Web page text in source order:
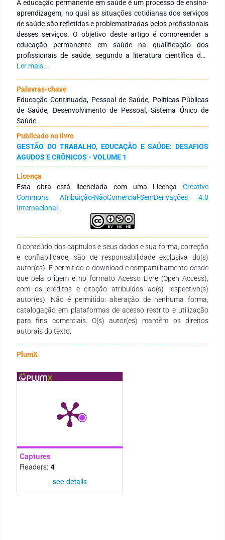
A educação permanente em saúde é um processo de ensino-
aprendizagem, no qual as situações cotidianas dos serviços
de saúde são refletidas e problematizadas pelos profissionais
desses serviços. O objetivo deste artigo é compreender a
educação permanente em saúde na qualificação dos
profissionais de saúde, segundo a literatura científica dos
últimos cinco anos. Como fonte de pesquisa foram utilizadas
estudos como amostra final. A partir da análise temática,
evidenciaram-se três categorias: i) apoio matricial como
dispositivo para a educação permanente em saúde; ii)
concepções de educação permanente em saúde vinculada à
educação continuada e iii) integração ensino-serviço
promovendo a educação permanente em saúde. Assim, o
apoio matricial emergiu como uma ferramenta eficiente para
a educação permanente em saúde, por trabalhar com os
problemas rotineiros dos serviços. Ainda existe um
desconhecimento de profissionais da gestão e da assistência,
sobre quais são ações que caracterizam a educação
permanente em saúde. As instituições de ensino
demonstraram ter um papel essencial nas ações de educação
permanente em saúde, por estarem inseridas em diferentes
Ler mais...
Palavras-chave
Educação Continuada, Pessoal de Saúde, Políticas Públicas
de Saúde, Desenvolvimento de Pessoal, Sistema Único de
Saúde.
Publicado no livro
GESTÃO DO TRABALHO, EDUCAÇÃO E SAÚDE: DESAFIOS
AGUDOS E CRÔNICOS - VOLUME 1
Licença
Esta obra está licenciada com uma Licença Creative
Commons Atribuição-NãoComercial-SemDerivações 4.0
Internacional .
O conteúdo dos capítulos e seus dados e sua forma, correção
e confiabilidade, são de responsabilidade exclusiva do(s)
autor(es). É permitido o download e compartilhamento desde
que pela origem e no formato Acesso Livre (Open Access),
com os créditos e citação atribuídos ao(s) respectivo(s)
autor(es). Não é permitido: alteração de nenhuma forma,
catalogação em plataformas de acesso restrito e utilização
para fins comerciais. O(s) autor(es) mantêm os direitos
autorais do texto.
PlumX
Captures
Readers: 4
see details